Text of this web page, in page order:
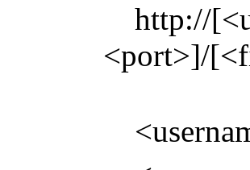
http://
<port>]/